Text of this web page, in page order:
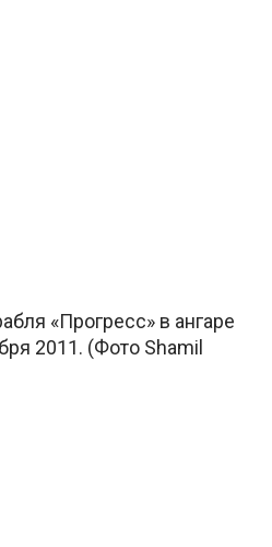
«Прогресс» в ангаре
2011. (Фото Shamil